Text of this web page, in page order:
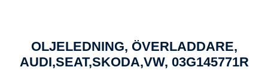
OLJELEDNING, ÖVERLADDARE,
AUDI,SEAT,SKODA,VW, 03G145771R